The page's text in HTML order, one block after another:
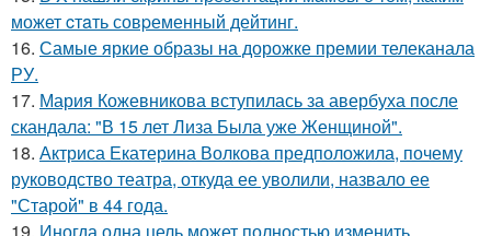
может cтaть совpеменный дейтинг.
16. Самые яркие образы на дорожке премии телеканала
РУ.
17. Мария Кожевникова вступилась за авербуха после
скандала: "В 15 лет Лиза Была уже Женщиной".
18. Актриса Екатерина Волкова предположила, почему
руководство театра, откуда ее уволили, назвало ее
"Старой" в 44 года.
19. Иногда одна цель может полностью изменить